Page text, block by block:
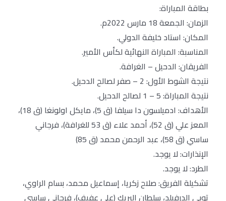
بطاقة المباراة:
الزمان: الجمعة 18 مارس 2022م.
المكان: استاد خليفة الدولي.
المناسبة: المباراة النهائية لكأس الأمير.
الفريقان: الدحيل – الغرافة.
نتيجة الشوط الأول: 2 – صفر لصالح الدحيل.
نتيجة المباراة: 5 – 1 لصالح الدحيل.
الأهداف: ادميلسون دا سيلفا (ق 5)، مايكل اولونغا (ق 18)،
المعز علي (ق 52)، أحمد علاء (ق 53 للغرافة)، فرجاني
ساسي (ق 58)، عبد الرحمن محمد (ق 85)
الإنذارات: لا يوجد.
الطرد: لا يوجد.
تشكيلة الفريق: صلاح زكريا، إسماعيل محمد، بسام الراوي،
توبي الدرفيلد، سلطان البريك (علي عفيف)، فرجاني ساسي